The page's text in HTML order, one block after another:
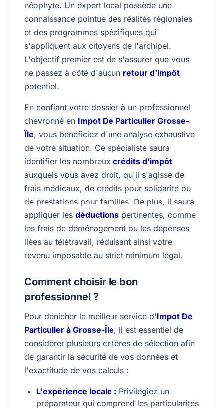
néophyte. Un expert local possède une
connaissance pointue des réalités régionales
et des programmes spécifiques qui
s'appliquent aux citoyens de l'archipel.
L'objectif premier est de s'assurer que vous
ne passez à côté d'aucun retour d'impôt
potentiel.
En confiant votre dossier à un professionnel
chevronné en Impot De Particulier Grosse-
Île, vous bénéficiez d'une analyse exhaustive
de votre situation. Ce spécialiste saura
identifier les nombreux crédits d'impôt
auxquels vous avez droit, qu'il s'agisse de
frais médicaux, de crédits pour solidarité ou
de prestations pour familles. De plus, il saura
appliquer les déductions pertinentes, comme
les frais de déménagement ou les dépenses
liées au télétravail, réduisant ainsi votre
revenu imposable au strict minimum légal.
Comment choisir le bon
professionnel ?
Pour dénicher le meilleur service d'Impot De
Particulier à Grosse-Île, il est essentiel de
considérer plusieurs critères de sélection afin
de garantir la sécurité de vos données et
l'exactitude de vos calculs :
L'expérience locale : Privilégiez un
préparateur qui comprend les particularités